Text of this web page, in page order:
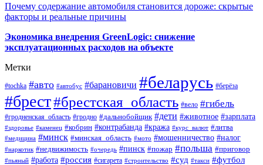
Почему содержание автомобиля становится дороже: скрытые
факторы и реальные причины
Экономика внедрения GreenLogic: снижение
эксплуатационных расходов на объекте
Метки
#tochka #авто #автобус #барановичи #беларусь #берёза
#брест#брестская_область #вело #гибель
#гродненская_область #гродно #дальнобойщик #дети #животное #зарплата
#здоровье #каменец #кобрин #контрабанда #кража #курс_валют #литва
#медицина #минск #минская_область #мото #мошенничество #налог
#наркотик #недвижимость #очередь #пинск #пожар #польша #приговор
#пьяный #работа #россия #сигарета #строительство #суд #такси #футбол